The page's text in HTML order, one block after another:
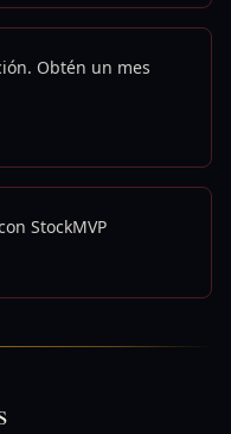
Obtén un mes
StockMVP